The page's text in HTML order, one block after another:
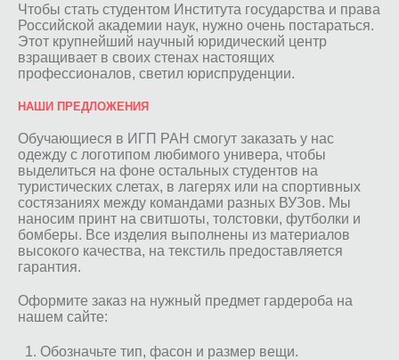
Чтобы стать студентом Института государства и права
Российской академии наук, нужно очень постараться.
Этот крупнейший научный юридический центр
взращивает в своих стенах настоящих
профессионалов, светил юриспруденции.
НАШИ ПРЕДЛОЖЕНИЯ
Обучающиеся в ИГП РАН смогут заказать у нас
одежду с логотипом любимого универа, чтобы
выделиться на фоне остальных студентов на
туристических слетах, в лагерях или на спортивных
состязаниях между командами разных ВУЗов. Мы
наносим принт на свитшоты, толстовки, футболки и
бомберы. Все изделия выполнены из материалов
высокого качества, на текстиль предоставляется
гарантия.
Оформите заказ на нужный предмет гардероба на
нашем сайте:
Обозначьте тип, фасон и размер вещи.